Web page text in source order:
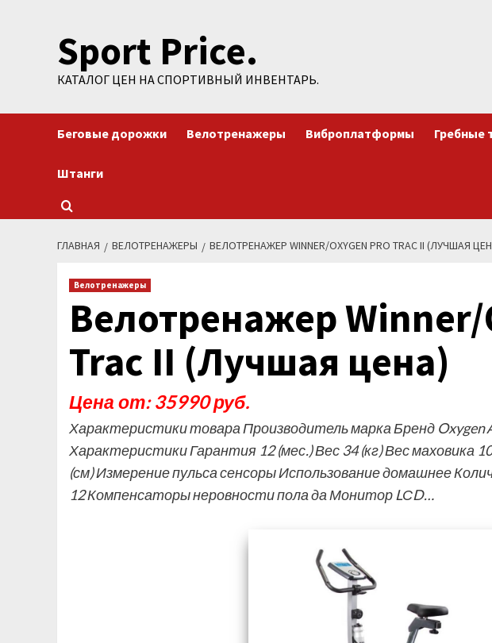
содержимомуSport Price.
КАТАЛОГ ЦЕН НА СПОРТИВНЫЙ ИНВЕНТАРЬ.
Беговые дорожки Велотренажеры Виброплатформы Гребные
Штанги
ГЛАВНАЯ ВЕЛОТРЕНАЖЕРЫ ВЕЛОТРЕНАЖЕР WINNER/OXYGEN PRO TRAC II (ЛУЧШАЯ
Велотренажеры
Велотренажер Winner/
Trac II (Лучшая цена)
Цена от: 35990 руб.
Характеристики товара Производитель марка Бренд Oxygen
Характеристики Гарантия 12 (мес.) Вес 34 (кг) Вес маховика
(см) Измерение пульса сенсоры Использование домашнее
12 Компенсаторы неровности пола да Монитор LСD…